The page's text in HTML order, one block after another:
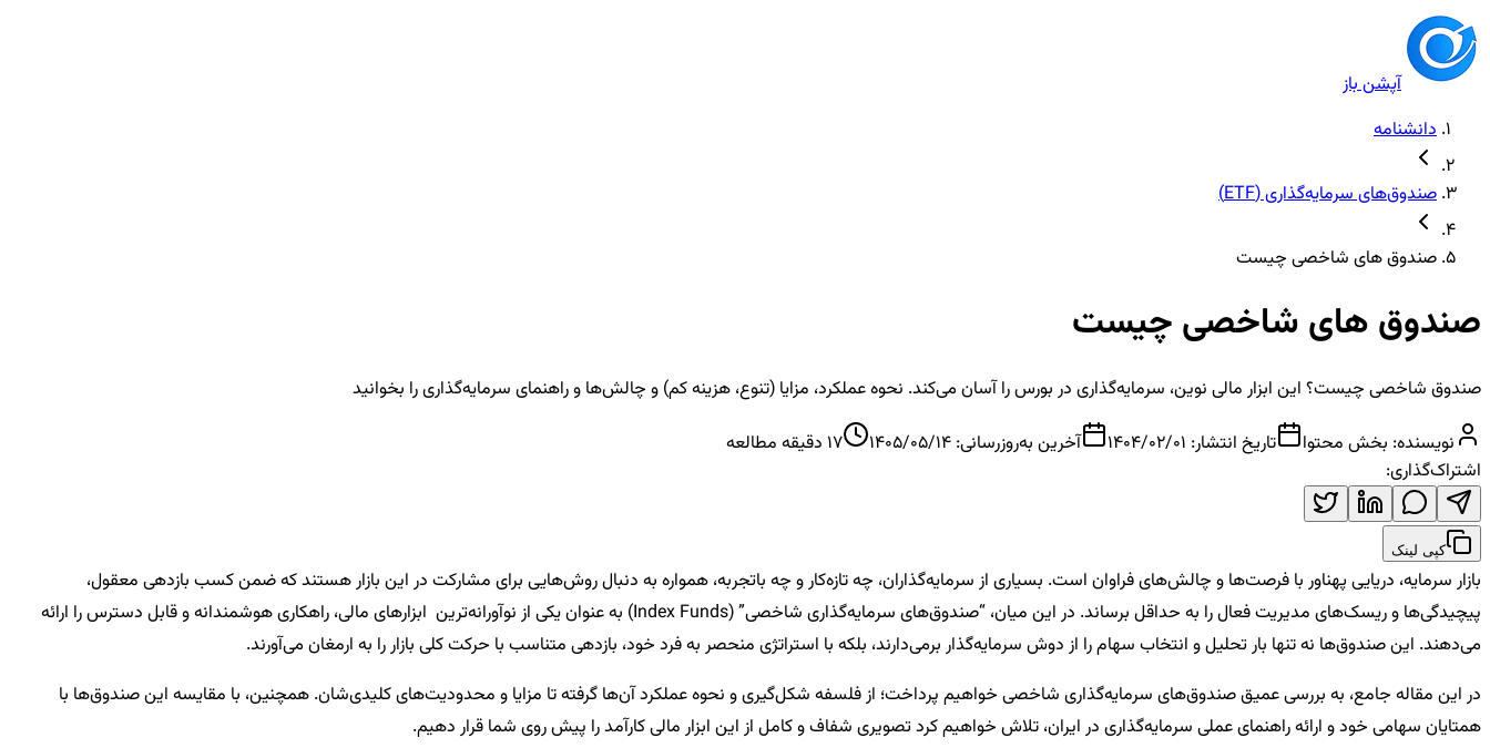
آپشن باز
دانشنامه
صندوق‌های سرمایه‌گذاری (ETF)
صندوق های شاخصی چیست
صندوق های شاخصی چیست
صندوق شاخصی چیست؟ این ابزار مالی نوین، سرمایه‌گذاری در بورس را آسان می‌کند. نحوه عملکرد، مزایا (تنوع، هزینه کم) و چالش‌ها و راهنمای سرمایه‌گذاری را بخوانید
نویسنده: بخش محتوا تاریخ انتشار: 1404/02/01 آخرین به‌روزرسانی: 1405/05/14
17 دقیقه مطالعه
اشتراک‌گذاری:
کپی لینک
بازار سرمایه، دریایی پهناور با فرصت‌ها و چالش‌های فراوان است. بسیاری از سرمایه‌گذاران، چه تازه‌کار و چه باتجربه، همواره به دنبال روش‌هایی برای مشارکت در این بازار هستند که ضمن کسب بازدهی معقول،
پیچیدگی‌ها و ریسک‌های مدیریت فعال را به حداقل برساند. در این میان، “صندوق‌های سرمایه‌گذاری شاخصی” (Index Funds) به عنوان یکی از نوآورانه‌ترین ابزارهای مالی، راهکاری هوشمندانه و قابل دسترس را ارائه
می‌دهند. این صندوق‌ها نه تنها بار تحلیل و انتخاب سهام را از دوش سرمایه‌گذار برمی‌دارند، بلکه با استراتژی منحصر به فرد خود، بازدهی متناسب با حرکت کلی بازار را به ارمغان می‌آورند.
در این مقاله جامع، به بررسی عمیق صندوق‌های سرمایه‌گذاری شاخصی خواهیم پرداخت؛ از فلسفه شکل‌گیری و نحوه عملکرد آن‌ها گرفته تا مزایا و محدودیت‌های کلیدی‌شان. همچنین، با مقایسه این صندوق‌ها با
همتایان سهامی خود و ارائه راهنمای عملی سرمایه‌گذاری در ایران، تلاش خواهیم کرد تصویری شفاف و کامل از این ابزار مالی کارآمد را پیش روی شما قرار دهیم.